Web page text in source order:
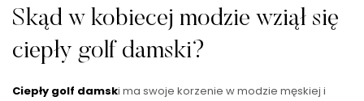
Skąd w kobiecej modzie wziął się
ciepły golf damski?
Ciepły golf damski ma swoje korzenie w modzie męskiej i